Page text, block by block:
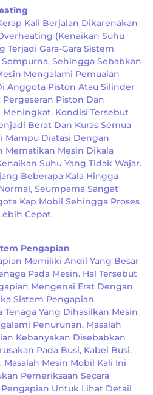
Kali Berjalan Dikarenakan
(kenaikan Suhu
Gara-Gara Sistem
Sehingga Sebabkan
Mengalami Pemuaian
Anggota Piston Atau Silinder
Piston Dan
Kondisi Tersebut
Berat Dan Kuras Semua
Mampu Diatasi Dengan
Mesin Dikala
Suhu Yang Tidak Wajar.
Beberapa Kala Hingga
Seumpama Sangat
Kap Mobil Sehingga Proses
Cepat.
Pengapian
Memiliki Andil Yang Besar
Pada Mesin. Hal Tersebut
Mengenai Erat Dengan
Sistem Pengapian
Tenaga Yang Dihasilkan Mesin
Penurunan. Masalah
Kebanyakan Disebabkan
Pada Busi, Kabel Busi,
Masalah Mesin Mobil Kali Ini
Pemeriksaan Secara
Untuk Lihat Detail